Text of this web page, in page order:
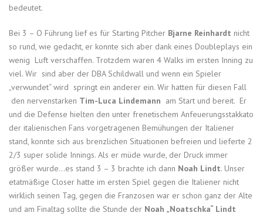
bedeutet.
Bei 3 – O Führung lief es für Starting Pitcher Bjarne Reinhardt nicht
so rund, wie gedacht, er konnte sich aber dank eines Doubleplays ein
wenig Luft verschaffen. Trotzdem waren 4 Walks im ersten Inning zu
viel. Wir sind aber der DBA Schildwall und wenn ein Spieler
„verwundet“ wird springt ein anderer ein. Wir hatten für diesen Fall
den nervenstarken Tim-Luca Lindemann am Start und bereit. Er
und die Defense hielten den unter frenetischem Anfeuerungsstakkato
der italienischen Fans vorgetragenen Bemühungen der Italiener
stand, konnte sich aus brenzlichen Situationen befreien und lieferte 2
2/3 super solide Innings. Als er müde wurde, der Druck immer
größer wurde…es stand 3 – 3 brachte ich dann Noah Lindt. Unser
etatmäßige Closer hatte im ersten Spiel gegen die Italiener nicht
wirklich seinen Tag, gegen die Franzosen war er schon ganz der Alte
und am Finaltag sollte die Stunde der Noah „Noatschka“ Lindt